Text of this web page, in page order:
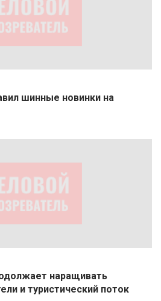
шинные новинки на
наращивать
и туристический поток